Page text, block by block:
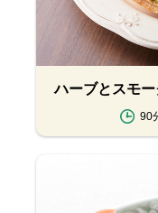
ハーブとスモ
90